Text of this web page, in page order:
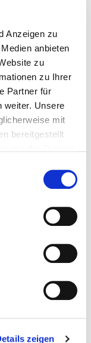
Anzeigen zu
anbieten
zu
zu Ihrer
Partner für
weiter. Unsere
mit
bereitgestellt
zeigen
Was
Tagen
gerne ein
eine